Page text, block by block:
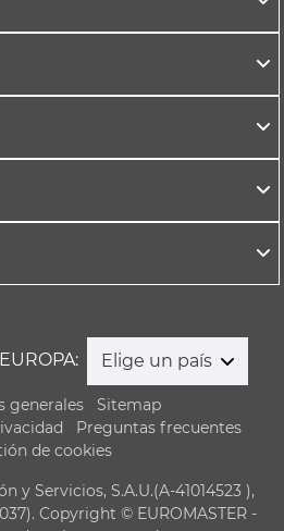
Elige un país
generales
Sitemap
Preguntas frecuentes
de cookies
y Servicios, S.A.U.(A-41014523 ),
Copyright © EUROMASTER -